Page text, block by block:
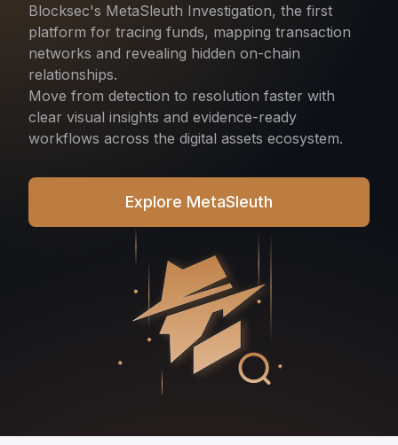
Blocksec's MetaSleuth Investigation, the first
platform for tracing funds, mapping transaction
networks and revealing hidden on-chain
relationships.
Move from detection to resolution faster with
clear visual insights and evidence-ready
workflows across the digital assets ecosystem.
Explore MetaSleuth